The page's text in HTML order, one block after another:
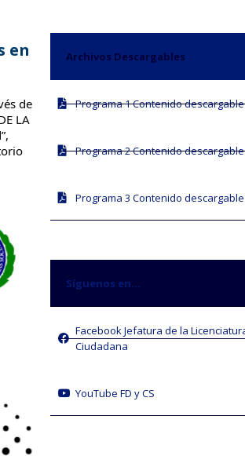
en
de
LA
Archivos Descargables
Programa 1 Contenido
Programa 2 Contenido
Programa 3 Contenido
Síguenos en...
Facebook Jefatura de la
Ciudadana
YouTube FD y CS